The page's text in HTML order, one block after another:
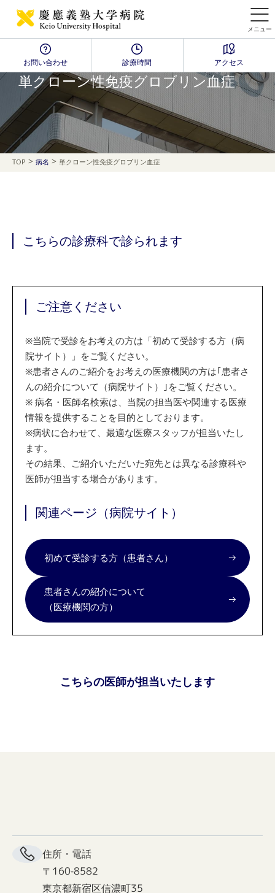
メニュー
お問い合わせ 診療時間 アクセス
Disease Name Search
単クローン性免疫グロブリン血症
TOP > 病名 > 単クローン性免疫グロブリン血症
こちらの診療科で診られます
ご注意ください
※当院で受診をお考えの方は「初めて受診する方（病
院サイト）」をご覧ください。
※患者さんのご紹介をお考えの医療機関の方は｢患者さ
んの紹介について（病院サイト）｣をご覧ください。
※ 病名・医師名検索は、当院の担当医や関連する医療
情報を提供することを目的としております。
※病状に合わせて、最適な医療スタッフが担当いたし
ます。
その結果、ご紹介いただいた宛先とは異なる診療科や
医師が担当する場合があります。
関連ページ（病院サイト）
初めて受診する方（患者さん）
患者さんの紹介について
（医療機関の方）
こちらの医師が担当いたします
住所・電話
〒160-8582
東京都新宿区信濃町35